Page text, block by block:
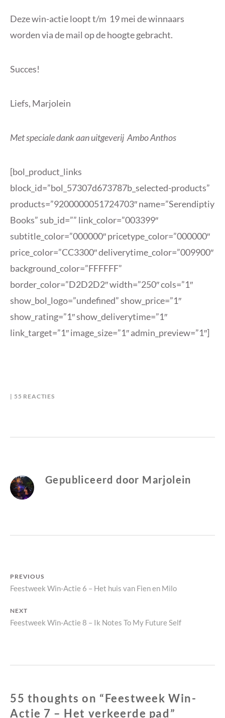
Deze win-actie loopt t/m 19 mei de winnaars
worden via de mail op de hoogte gebracht.
Succes!
Liefs, Marjolein
Met speciale dank aan uitgeverij Ambo Anthos
[bol_product_links
block_id=”bol_57307d673787b_selected-products”
products=”9200000051724703″ name=”Serendiptiy
Books” sub_id=”” link_color=”003399″
subtitle_color=”000000″ pricetype_color=”000000″
price_color=”CC3300″ deliverytime_color=”009900″
background_color=”FFFFFF”
border_color=”D2D2D2″ width=”250″ cols=”1″
show_bol_logo=”undefined” show_price=”1″
show_rating=”1″ show_deliverytime=”1″
link_target=”1″ image_size=”1″ admin_preview=”1″]
B
E
I
I 55 REACTIESOP
PAD
Gepubliceerd door Marjolein
Bericht
navigatie
PREVIOUS
Previous
Feestweek Win-Actie 6 – Het huis van Fien en Milo
NEXT
Next
Feestweek Win-Actie 8 – Ik Notes To My Future Self
55 thoughts on “Feestweek Win-
Actie 7 – Het verkeerde pad”